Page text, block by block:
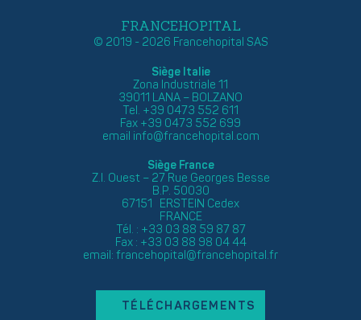
FRANCEHOPITAL
© 2019 - 2026 Francehopital SAS
Siège Italie
Zona Industriale 11
39011 LANA – BOLZANO
Tel. +39 0473 552 611
Fax +39 0473 552 699
email info@francehopital.com
Siège France
Z.I. Ouest – 27 Rue Georges Besse
B.P. 50030
67151 ERSTEIN Cedex
FRANCE
Tél. : +33 03 88 59 87 87
Fax : +33 03 88 98 04 44
email: francehopital@francehopital.fr
TÉLÉCHARGEMENTS